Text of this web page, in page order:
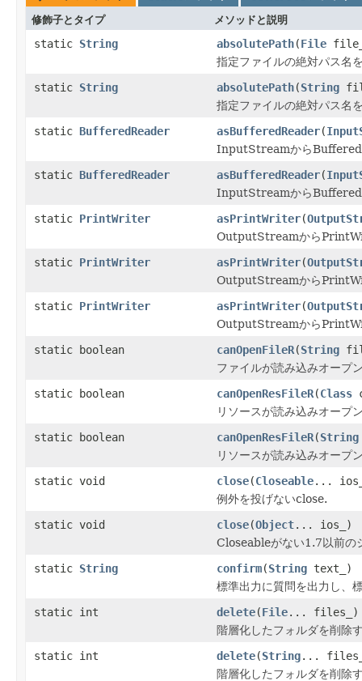
修飾子とタイプ メソッドと説明
static String absolutePath(File
指定ファイルの絶対パス名
static String absolutePath(String
指定ファイルの絶対パス名
static BufferedReader asBufferedReader(
InputStreamから
static BufferedReader asBufferedReader(
InputStreamから
static PrintWriter asPrintWriter(
OutputStreamから
static PrintWriter asPrintWriter(
OutputStreamから
static PrintWriter asPrintWriter(
OutputStreamから
static boolean
canOpenFileR(String
ファイルが読み込みオープ
static boolean
canOpenResFileR(Class
リソースが読み込みオープ
static boolean
canOpenResFileR(String
リソースが読み込みオープ
static void
close(Closeable...
例外を投げないclose.
static void
close(Object... ios_)
Closeableがない1.7以前の
static String confirm(String text_)
標準出力に質問を出力し、
static int
delete(File... files_)
階層化したフォルダを削除
static int
delete(String...
階層化したフォルダを削除